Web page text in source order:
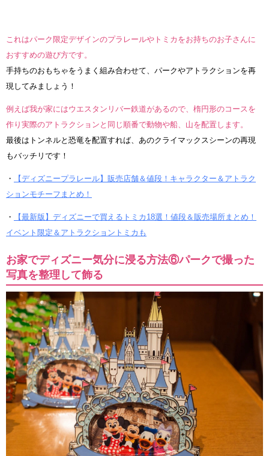
これはパーク限定デザインのプラレールやトミカをお持ちのお子さんに
おすすめの遊び方です。
手持ちのおもちゃをうまく組み合わせて、パークやアトラクションを再
現してみましょう！
例えば我が家にはウエスタンリバー鉄道があるので、楕円形のコースを
作り実際のアトラクションと同じ順番で動物や船、山を配置します。
最後はトンネルと恐竜を配置すれば、あのクライマックスシーンの再現
もバッチリです！
・
【ディズニープラレール】販売店舗＆値段！キャラクター＆アトラク
ションモチーフまとめ！
・
【最新版】ディズニーで買えるトミカ18選！値段＆販売場所まとめ！
イベント限定＆アトラクショントミカも
お家でディズニー気分に浸る方法⑥パークで撮った
写真を整理して飾る